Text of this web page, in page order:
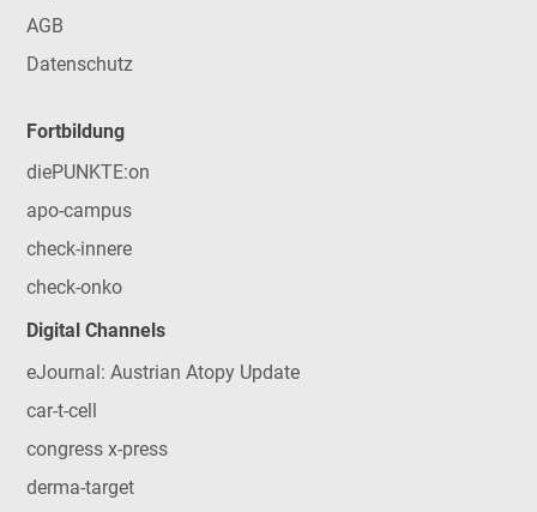
AGB
Datenschutz
Fortbildung
diePUNKTE:on
apo-campus
check-innere
check-onko
Digital Channels
eJournal: Austrian Atopy Update
car-t-cell
congress x-press
derma-target